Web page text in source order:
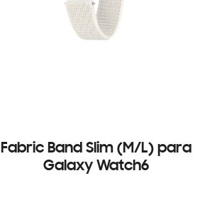
Fabric Band Slim (M/L) para
Galaxy Watch6